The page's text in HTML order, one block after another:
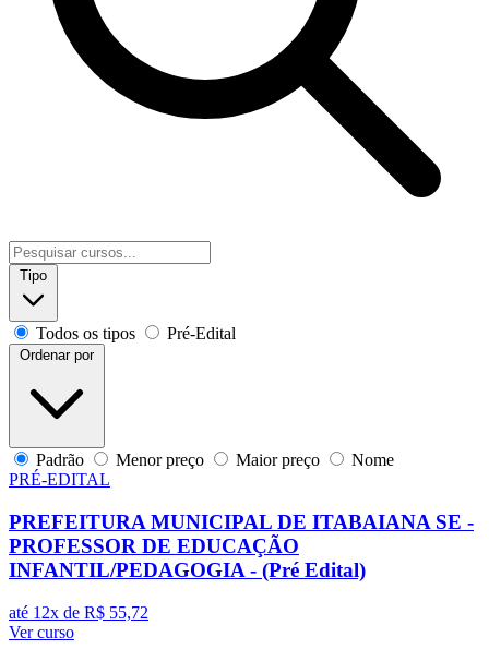
Tipo
Todos os tipos Pré-Edital
Ordenar por
Padrão Menor preço Maior preço
Nome
PRÉ-EDITAL
PREFEITURA MUNICIPAL DE ITABAIANA SE -
PROFESSOR DE EDUCAÇÃO
INFANTIL/PEDAGOGIA - (Pré Edital)
até 12x de R$ 55,72
Ver curso